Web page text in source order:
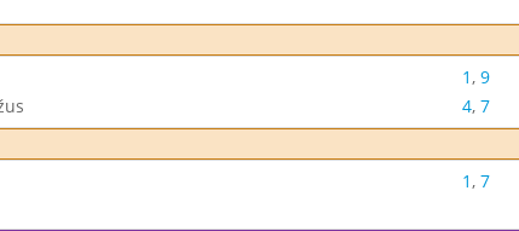
1, 9
4, 7
1, 7